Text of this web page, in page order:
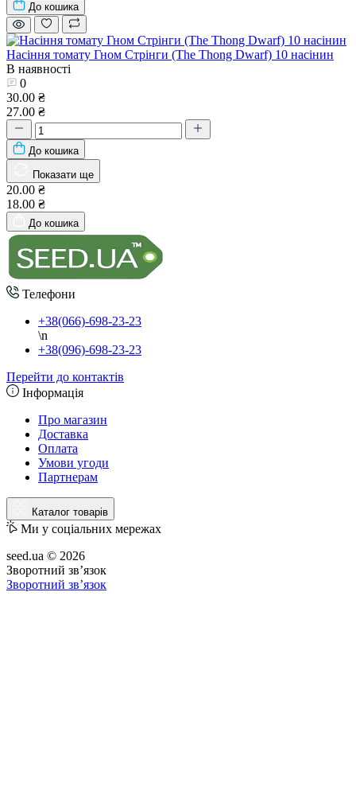
До кошика
Насіння томату Гном Стрінги (The Thong Dwarf) 10 насінин
В наявності
0
30.00 ₴
27.00 ₴
До кошика
Показати ще
20.00 ₴
18.00 ₴
До кошика
Телефони
+38(066)-698-23-23
\n
+38(096)-698-23-23
Перейти до контактів
Інформація
Про магазин
Доставка
Оплата
Умови угоди
Партнерам
Каталог товарів
Ми у соціальних мережах
seed.ua © 2026
Зворотний зв’язок
Зворотний зв’язок